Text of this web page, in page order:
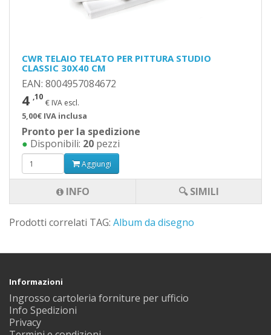
CWR TELAIO TELATO PER PITTURA STUDIO
CLASSIC 30X40 CM
EAN: 8004957084672
4 ,10
€ IVA escl.
5,00€ IVA inclusa
Pronto per la spedizione
● Disponibili: 20 pezzi
Aggiungi
INFO 🔍 SIMILI
Prodotti correlati TAG: Album da disegno
Informazioni
Ingrosso cartoleria forniture per ufficio
Info Spedizioni
Privacy